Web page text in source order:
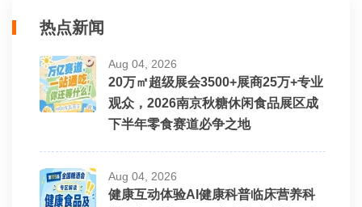
热点新闻
Aug 04, 2026
20万㎡超级展会3500+展商25万+专业
观众，2026南京秋糖休闲食品展区成
下半年零食赛道必争之地
Aug 04, 2026
健康互动体验AI健康科普临床营养科